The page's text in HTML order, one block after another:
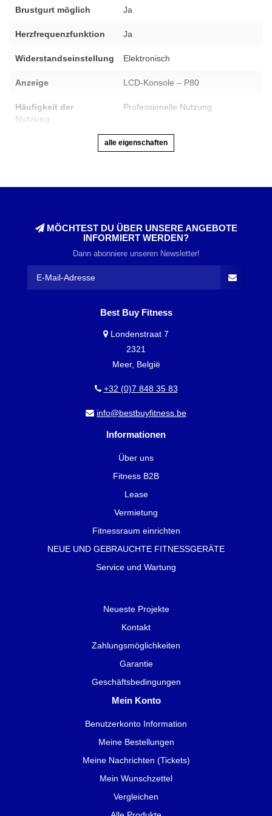
Brustgurt möglich Ja
Herzfrequenzfunktion Ja
Widerstandseinstellung Elektronisch
Anzeige LCD-Konsole – P80
Häufigkeit der
Nutzung
Professionelle Nutzung
alle eigenschaften
MÖCHTEST DU ÜBER UNSERE ANGEBOTE
INFORMIERT WERDEN?
Dann abonniere unseren Newsletter!
Best Buy Fitness
Londenstraat 7
2321
Meer, België
+32 (0)7 848 35 83
info@bestbuyfitness.be
Informationen
Über uns
Fitness B2B
Lease
Vermietung
Fitnessraum einrichten
NEUE UND GEBRAUCHTE FITNESSGERÄTE
Service und Wartung
Neueste Projekte
Kontakt
Zahlungsmöglichkeiten
Garantie
Geschäftsbedingungen
Mein Konto
Benutzerkonto Information
Meine Bestellungen
Meine Nachrichten (Tickets)
Mein Wunschzettel
Vergleichen